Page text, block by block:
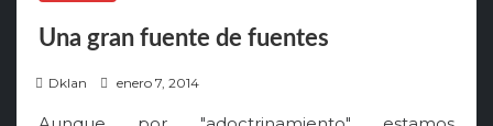
Una gran fuente de fuentes
Dklan enero 7, 2014